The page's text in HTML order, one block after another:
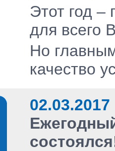
Этот год –
для всего
Но
качество
02.03.2017